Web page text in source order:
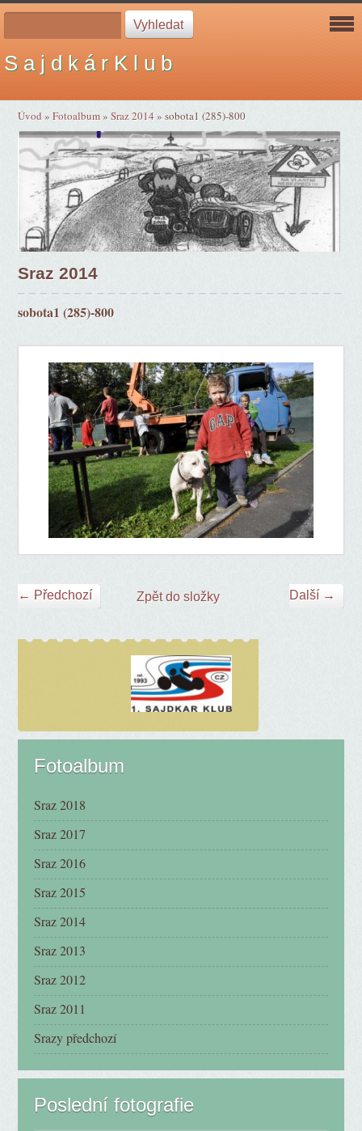
S a j d k á r K l u b
Úvod »Fotoalbum»Sraz 2014»sobota1 (285)-800
Sraz 2014
sobota1 (285)-800
← Předchozí Další →
Zpět do složky
Fotoalbum
Sraz 2018
Sraz 2017
Sraz 2016
Sraz 2015
Sraz 2014
Sraz 2013
Sraz 2012
Sraz 2011
Srazy předchozí
Poslední fotografie